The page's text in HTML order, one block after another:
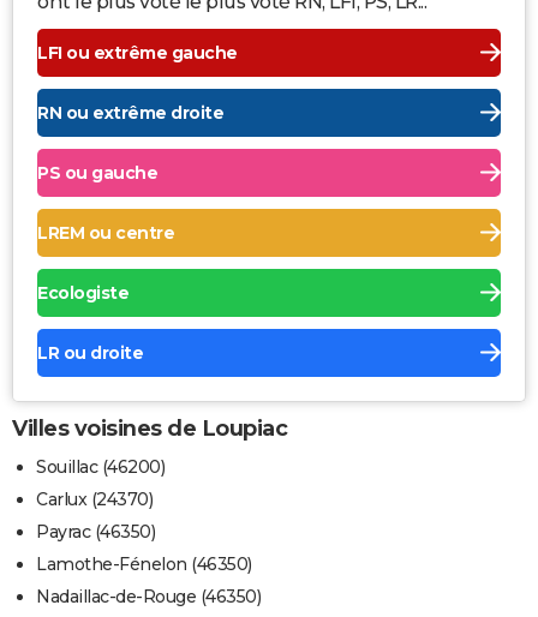
LFI ou extrême gauche
RN ou extrême droite
PS ou gauche
LREM ou centre
Ecologiste
LR ou droite
Villes voisines de Loupiac
Souillac (46200)
Carlux (24370)
Payrac (46350)
Lamothe-Fénelon (46350)
Nadaillac-de-Rouge (46350)